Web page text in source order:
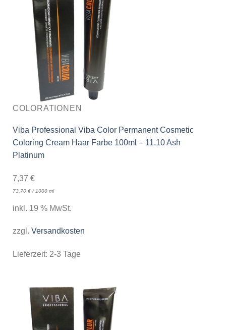
COLORATIONEN
Viba Professional Viba Color Permanent Cosmetic
Coloring Cream Haar Farbe 100ml – 11.10 Ash
Platinum
7,37 €
73,70 €/ 1000 ml
inkl. 19 % MwSt.
zzgl. Versandkosten
Lieferzeit: 2-3 Tage